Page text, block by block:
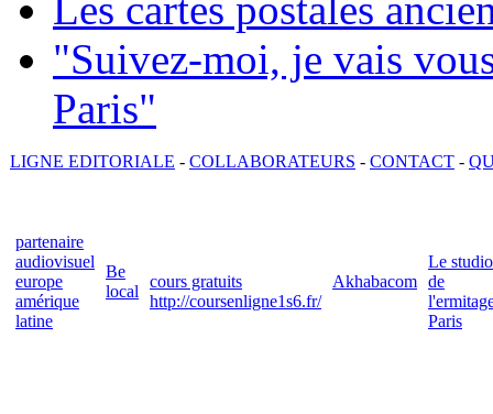
"Suivez-moi, je vais
Paris"
LIGNE EDITORIALE - COLLABORATEURS - CONTACT -
partenaire
audiovisuel
europe
amérique
latine
Be
local
cours gratuits
http://coursenligne1s6.fr/
Akhabacom
Le studio
de
Paris